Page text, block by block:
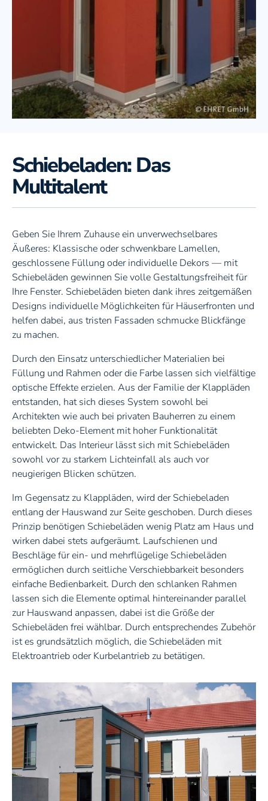
Schiebeladen: Das
Multitalent
Geben Sie Ihrem Zuhause ein unverwechselbares
Äußeres: Klassische oder schwenkbare Lamellen,
geschlossene Füllung oder individuelle Dekors — mit
Schiebeläden gewinnen Sie volle Gestaltungsfreiheit für
Ihre Fenster. Schiebeläden bieten dank ihres zeitgemäßen
Designs individuelle Möglichkeiten für Häuserfronten und
helfen dabei, aus tristen Fassaden schmucke Blickfänge
zu machen.
Durch den Einsatz unterschiedlicher Materialien bei
Füllung und Rahmen oder die Farbe lassen sich vielfältige
optische Effekte erzielen. Aus der Familie der Klappläden
entstanden, hat sich dieses System sowohl bei
Architekten wie auch bei privaten Bauherren zu einem
beliebten Deko-Element mit hoher Funktionalität
entwickelt. Das Interieur lässt sich mit Schiebeläden
sowohl vor zu starkem Lichteinfall als auch vor
neugierigen Blicken schützen.
Im Gegensatz zu Klappläden, wird der Schiebeladen
entlang der Hauswand zur Seite geschoben. Durch dieses
Prinzip benötigen Schiebeläden wenig Platz am Haus und
wirken dabei stets aufgeräumt. Laufschienen und
Beschläge für ein- und mehrflügelige Schiebeläden
ermöglichen durch seitliche Verschiebbarkeit besonders
einfache Bedienbarkeit. Durch den schlanken Rahmen
lassen sich die Elemente optimal hintereinander parallel
zur Hauswand anpassen, dabei ist die Größe der
Schiebeläden frei wählbar. Durch entsprechendes Zubehör
ist es grundsätzlich möglich, die Schiebeläden mit
Elektroantrieb oder Kurbelantrieb zu betätigen.